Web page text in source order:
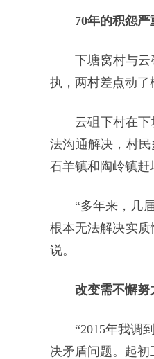
70年的积怨
下塘窝村与
执，两村差点动了
云砠下村在
法沟通解决，村
石羊镇和陶岭镇赶
“多年来，几
根本无法解决实
说。
改变需不懈努
“2015年我调
决矛盾问题。起